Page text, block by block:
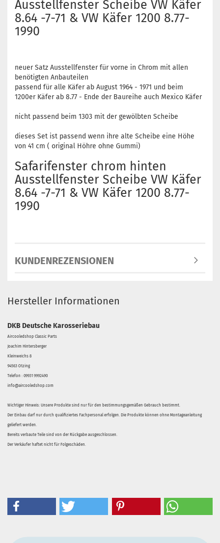
Ausstellfenster Scheibe VW Käfer
8.64 -7-71 & VW Käfer 1200 8.77-
1990
neuer Satz Ausstellfenster für vorne in Chrom mit allen
benötigten Anbauteilen
passend für alle Käfer ab August 1964 - 1971 und beim
1200er Käfer ab 8.77 - Ende der Baureihe auch Mexico Käfer
nicht passend beim 1303 mit der gewölbten Scheibe
dieses Set ist passend wenn ihre alte Scheibe eine Höhe
von 41 cm ( original Höhre ohne Gummi)
Safarifenster chrom hinten
Ausstellfenster Scheibe VW Käfer
8.64 -7-71 & VW Käfer 1200 8.77-
1990
KUNDENREZENSIONEN
Hersteller Informationen
DKB Deutsche Karosseriebau
Aircooledshop Classic Parts
Joachim Hintersberger
Kleinweichs 8
94563 Otzing
Telefon : 09931 9992490
info@aircooledshop.com
Wichtiger Hinweis: Unsere Produkte sind nur für den bestimmungsgemäßen Gebrauch bestimmt.
Der Einbau darf nur durch qualifiziertes Fachpersonal erfolgen. Die Produkte können ohne Montageanleitung
geliefert werden.
Bereits verbaute Teile sind von der Rückgabe ausgeschlossen.
Der Verkäufer haftet nicht für Folgeschäden.